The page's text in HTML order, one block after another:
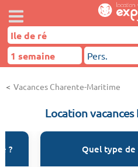
Vacances Charente-Maritime
Location vacances
? Quel type de